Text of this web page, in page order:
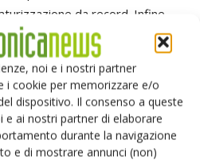
noi e i nostri partner
i cookie per memorizzare e/o
dispositivo. Il consenso a queste
ai nostri partner di elaborare
durante la navigazione
e di mostrare annunci (non)
da record. Infine,
anche nel settore degli
dove la società offre una serie
di potenza d'uscita e di